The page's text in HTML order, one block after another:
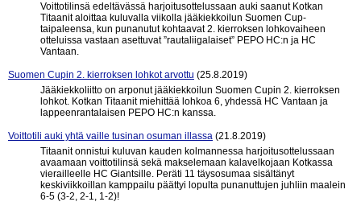
Voittotilinsä edeltävässä harjoitusottelussaan auki saanut Kotkan
Titaanit aloittaa kuluvalla viikolla jääkiekkoilun Suomen Cup-
taipaleensa, kun punanutut kohtaavat 2. kierroksen lohkovaiheen
otteluissa vastaan asettuvat ”rautaliigalaiset” PEPO HC:n ja HC
Vantaan.
Suomen Cupin 2. kierroksen lohkot arvottu (25.8.2019)
Jääkiekkoliitto on arponut jääkiekkoilun Suomen Cupin 2. kierroksen
lohkot. Kotkan Titaanit miehittää lohkoa 6, yhdessä HC Vantaan ja
lappeenrantalaisen PEPO HC:n kanssa.
Voittotili auki yhtä vaille tusinan osuman illassa (21.8.2019)
Titaanit onnistui kuluvan kauden kolmannessa harjoitusottelussaan
avaamaan voittotilinsä sekä makselemaan kalavelkojaan Kotkassa
vierailleelle HC Giantsille. Peräti 11 täysosumaa sisältänyt
keskiviikkoillan kamppailu päättyi lopulta punanuttujen juhliin maalein
6-5 (3-2, 2-1, 1-2)!